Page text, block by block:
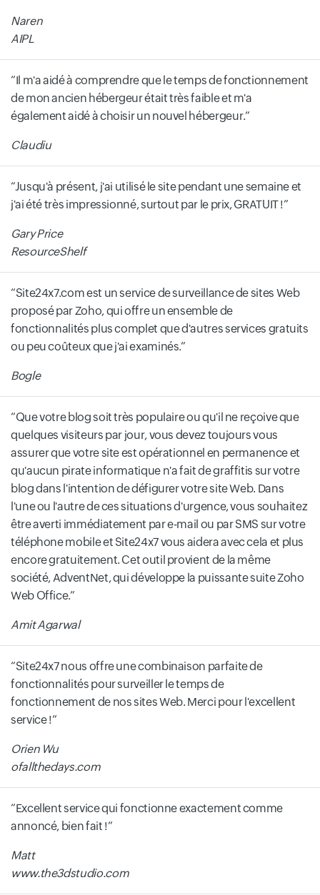
Naren
AIPL
Il m'a aidé à comprendre que le temps de fonctionnement
de mon ancien hébergeur était très faible et m'a
également aidé à choisir un nouvel hébergeur.
Claudiu
Jusqu'à présent, j'ai utilisé le site pendant une semaine et
j'ai été très impressionné, surtout par le prix, GRATUIT !
Gary Price
ResourceShelf
Site24x7.com est un service de surveillance de sites Web
proposé par Zoho, qui offre un ensemble de
fonctionnalités plus complet que d'autres services gratuits
ou peu coûteux que j'ai examinés.
Bogle
Que votre blog soit très populaire ou qu'il ne reçoive que
quelques visiteurs par jour, vous devez toujours vous
assurer que votre site est opérationnel en permanence et
qu'aucun pirate informatique n'a fait de graffitis sur votre
blog dans l'intention de défigurer votre site Web. Dans
l'une ou l'autre de ces situations d'urgence, vous souhaitez
être averti immédiatement par e-mail ou par SMS sur votre
téléphone mobile et Site24x7 vous aidera avec cela et plus
encore gratuitement. Cet outil provient de la même
société, AdventNet, qui développe la puissante suite Zoho
Web Office.
Amit Agarwal
Site24x7 nous offre une combinaison parfaite de
fonctionnalités pour surveiller le temps de
fonctionnement de nos sites Web. Merci pour l'excellent
service !
Orien Wu
ofallthedays.com
Excellent service qui fonctionne exactement comme
annoncé, bien fait !
Matt
www.the3dstudio.com